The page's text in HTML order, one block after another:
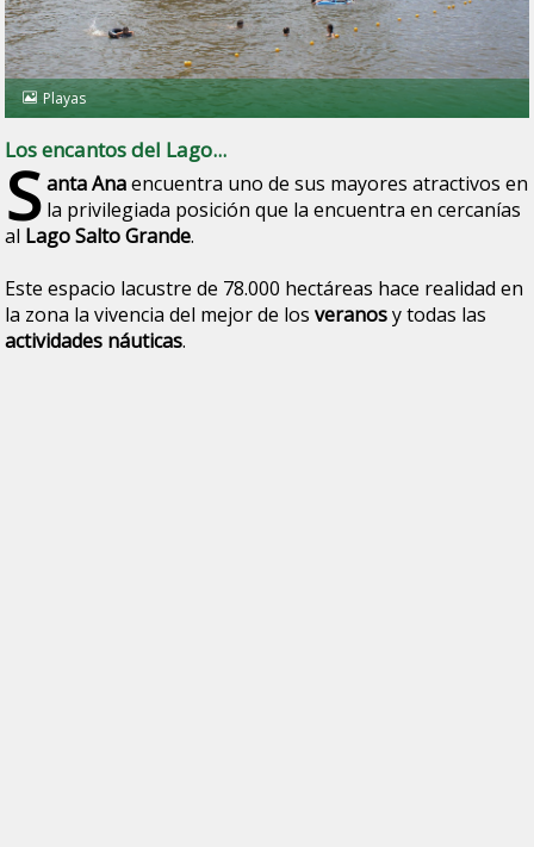
Playas
Los encantos del Lago...
S anta Anaencuentra uno de sus mayores atractivos en
la privilegiada posición que la encuentra en cercanías
al Lago Salto Grande.
Este espacio lacustre de 78.000 hectáreas hace realidad en
la zona la vivencia del mejor de losveranosy todas las
actividades náuticas.